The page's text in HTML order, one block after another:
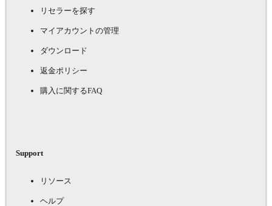
リセラーを探す
マイアカウントの管理
ダウンロード
返金ポリシー
購入に関するFAQ
Support
リソース
ヘルプ